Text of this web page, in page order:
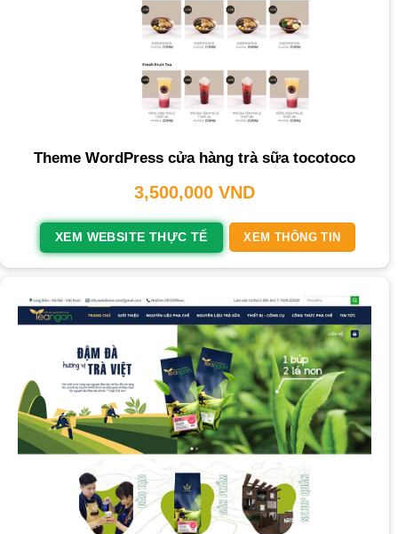
Theme WordPress cửa hàng trà sữa tocotoco
3,500,000 VND
XEM WEBSITE THỰC TẾ XEM THÔNG TIN